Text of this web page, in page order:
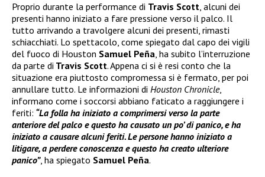
Proprio durante la performance di Travis Scott, alcuni dei
presenti hanno iniziato a fare pressione verso il palco. Il
tutto arrivando a travolgere alcuni dei presenti, rimasti
schiacchiati. Lo spettacolo, come spiegato dal capo dei vigili
del fuoco di Houston Samuel Peña, ha subito l’interruzione
da parte di Travis Scott. Appena ci si è resi conto che la
situazione era piuttosto compromessa si è fermato, per poi
annullare tutto. Le informazioni di Houston Chronicle,
informano come i soccorsi abbiano faticato a raggiungere i
feriti: “La folla ha iniziato a comprimersi verso la parte
anteriore del palco e questo ha causato un po’ di panico, e ha
iniziato a causare alcuni feriti.Le persone hanno iniziato a
litigare, a perdere conoscenza e questo ha creato ulteriore
panico”, ha spiegato Samuel Peña.